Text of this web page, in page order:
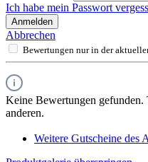
Ich habe mein Passwort
Anmelden
Abbrechen
Bewertungen nur in der
Keine Bewertungen
anderen.
Weitere Gutscheine des